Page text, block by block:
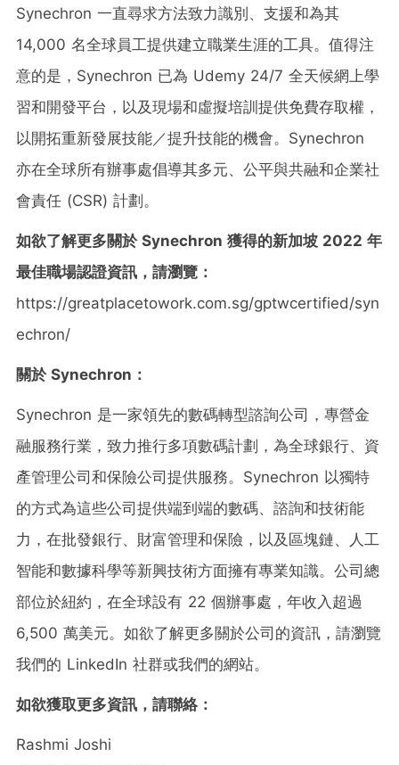
Synechron 一直尋求方法致力識別、支援和為其
14,000 名全球員工提供建立職業生涯的工具。值得注
意的是，Synechron 已為 Udemy 24/7 全天候網上學
習和開發平台，以及現場和虛擬培訓提供免費存取權，
以開拓重新發展技能／提升技能的機會。Synechron
亦在全球所有辦事處倡導其多元、公平與共融和企業社
會責任 (CSR) 計劃。
如欲了解更多關於Synechron 獲得的新加坡 2022 年
最佳職場認證資訊，請瀏覽：
https://greatplacetowork.com.sg/gptwcertified/syn
echron/
關於Synechron ：
Synechron 是一家領先的數碼轉型諮詢公司，專營金
融服務行業，致力推行多項數碼計劃，為全球銀行、資
產管理公司和保險公司提供服務。Synechron 以獨特
的方式為這些公司提供端到端的數碼、諮詢和技術能
力，在批發銀行、財富管理和保險，以及區塊鏈、人工
智能和數據科學等新興技術方面擁有專業知識。公司總
部位於紐約，在全球設有 22 個辦事處，年收入超過
6,500 萬美元。如欲了解更多關於公司的資訊，請瀏覽
我們的 LinkedIn 社群或我們的網站。
如欲獲取更多資訊，請聯絡：
Rashmi Joshi